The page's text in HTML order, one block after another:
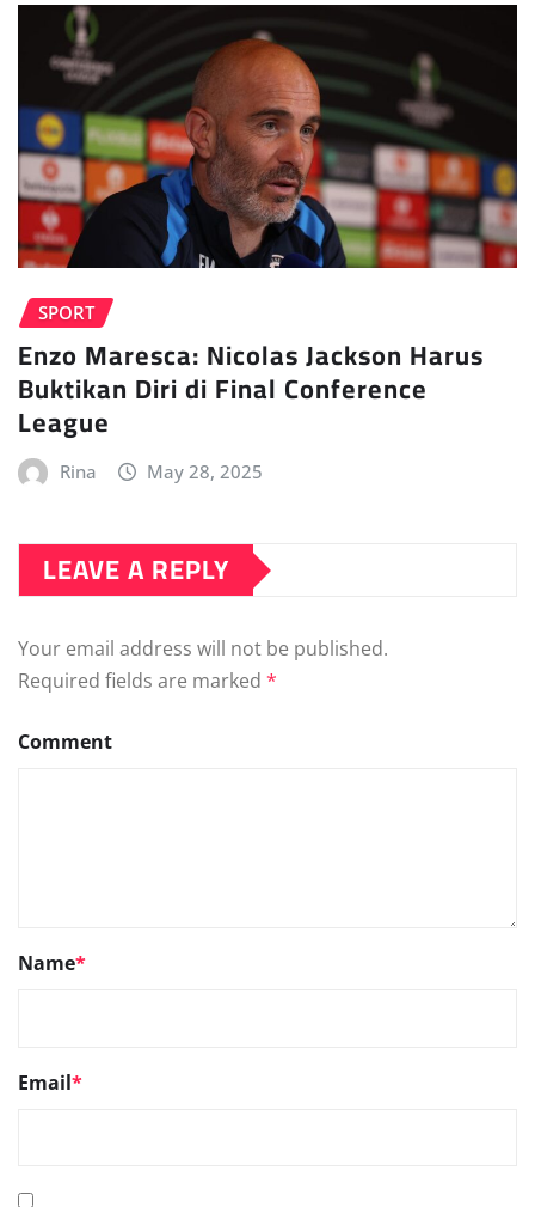
SPORT
Enzo Maresca: Nicolas Jackson Harus
Buktikan Diri di Final Conference
League
Rina May 28, 2025
LEAVE A REPLY
Your email address will not be published.
Required fields are marked *
Comment
Name*
Email*